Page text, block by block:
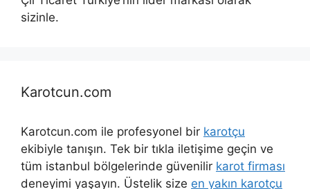
sizinle.
Karotcun.com
Karotcun.com ile profesyonel bir karotçu
ekibiyle tanışın. Tek bir tıkla iletişime geçin ve
tüm istanbul bölgelerinde güvenilir karot firması
deneyimi yaşayın. Üstelik size en yakın karotçu